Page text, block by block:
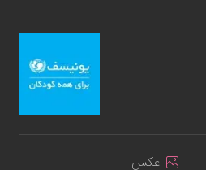
عکس